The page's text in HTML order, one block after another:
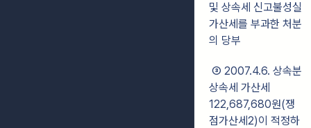
및 상속세 신고불성실
가산세를 부과한 처분
의 당부
③ 2007.4.6. 상속분
상속세 가산세
122,687,680원(쟁
점가산세2)이 적정하